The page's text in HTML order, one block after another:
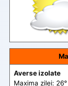
Averse izolate
Maxima zilei: 26°